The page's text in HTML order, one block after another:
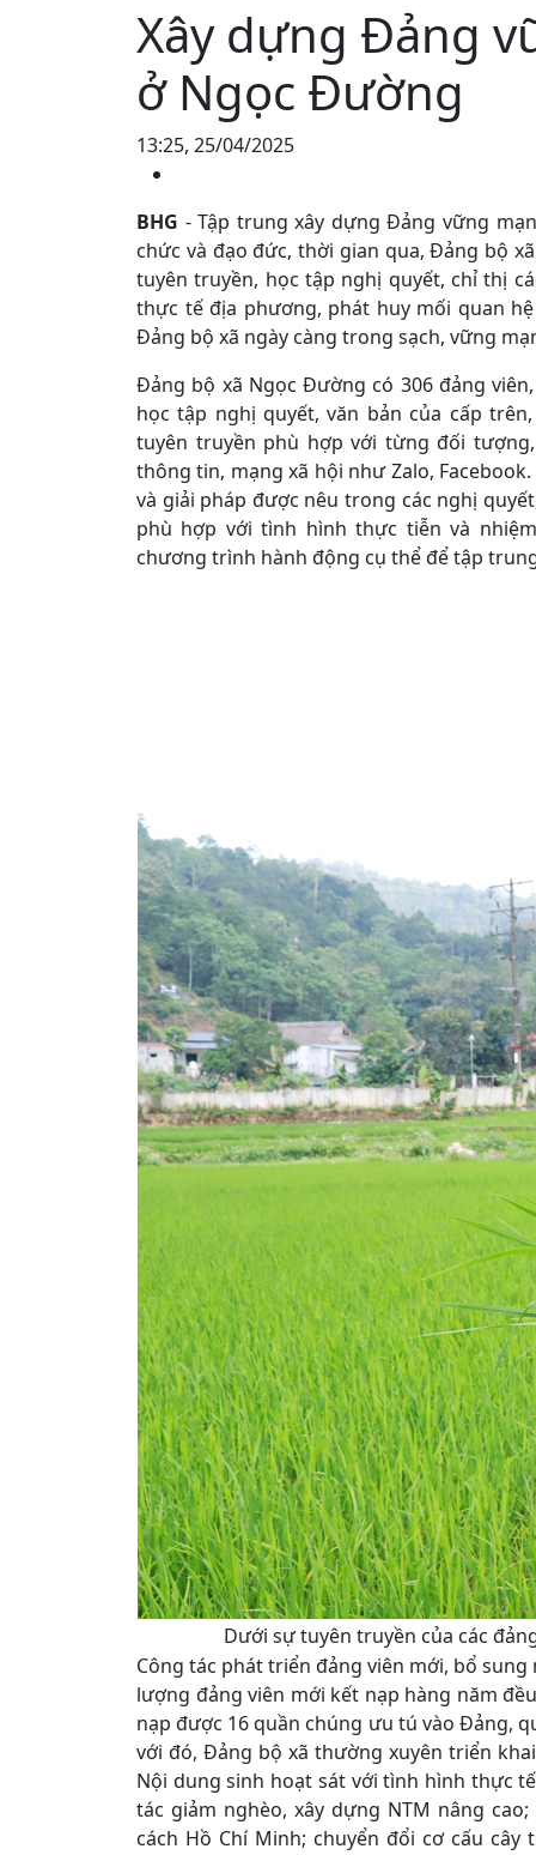
Xây dựng Đảng
ở Ngọc Đường
13:25, 25/04/2025
BHG - Tập trung xây dựng Đảng vững
chức và đạo đức, thời gian qua, Đảng bộ
tuyên truyền, học tập nghị quyết, chỉ thị
thực tế địa phương, phát huy mối quan
Đảng bộ xã ngày càng trong sạch, vững
Đảng bộ xã Ngọc Đường có 306 đảng
học tập nghị quyết, văn bản của cấp
tuyên truyền phù hợp với từng đối
thông tin, mạng xã hội như Zalo,
và giải pháp được nêu trong các nghị
phù hợp với tình hình thực tiễn và
chương trình hành động cụ thể để tập
Dưới sự tuyên truyền của các
Công tác phát triển đảng viên mới, bổ
lượng đảng viên mới kết nạp hàng năm
nạp được 16 quần chúng ưu tú vào Đảng,
với đó, Đảng bộ xã thường xuyên triển
Nội dung sinh hoạt sát với tình hình thực
tác giảm nghèo, xây dựng NTM nâng
cách Hồ Chí Minh; chuyển đổi cơ cấu